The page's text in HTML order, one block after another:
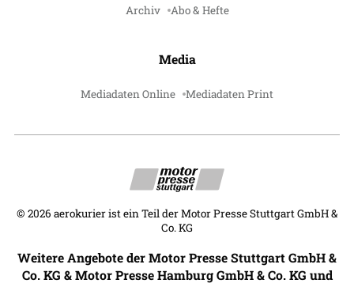
Archiv Abo & Hefte
Media
Mediadaten Online Mediadaten Print
© 2026 aerokurier ist ein Teil der Motor Presse Stuttgart GmbH &
Co. KG
Weitere Angebote der Motor Presse Stuttgart GmbH &
Co. KG & Motor Presse Hamburg GmbH & Co. KG und